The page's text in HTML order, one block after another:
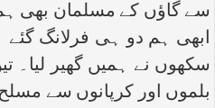
سے گاؤں کے مسلمان بھی
ابھی ہم دو ہی فرلانگ
سکھوں نے ہمیں گھیر لیا۔
بلموں اور کرپانوں سے